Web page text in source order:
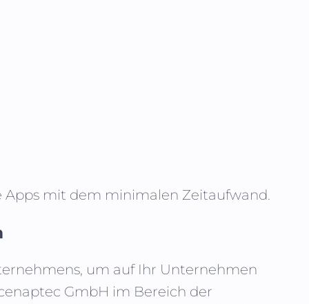
Apps mit dem minimalen Zeitaufwand.
um auf Ihr Unternehmen
GmbH im Bereich der